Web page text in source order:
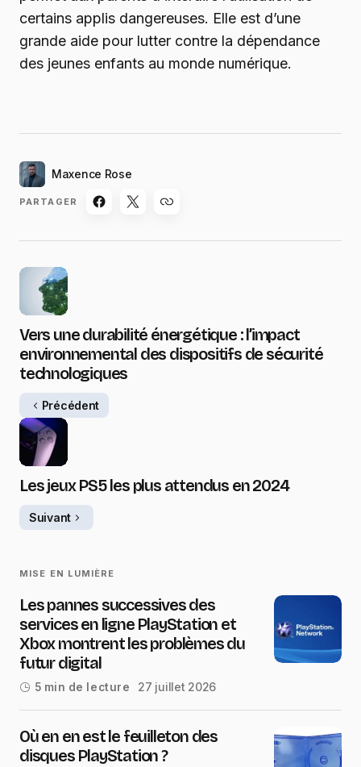
certains applis dangereuses. Elle est d’une
grande aide pour lutter contre la dépendance
des jeunes enfants au monde numérique.
Maxence Rose
PARTAGER
Vers une durabilité énergétique : l’impact
environnemental des dispositifs de sécurité
technologiques
Précédent
Les jeux PS5 les plus attendus en 2024
Suivant
MISE EN LUMIÈRE
Les pannes successives des
services en ligne PlayStation et
Xbox montrent les problèmes du
futur digital
5 min de lecture 27 juillet 2026
Où en en est le feuilleton des
disques PlayStation ?